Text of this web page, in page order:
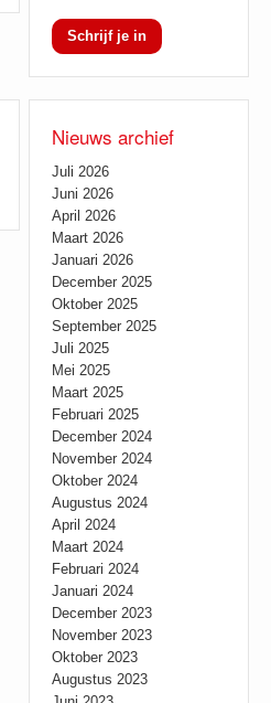
Schrijf je in
Nieuws archief
Juli 2026
Juni 2026
April 2026
Maart 2026
Januari 2026
December 2025
Oktober 2025
September 2025
Juli 2025
Mei 2025
Maart 2025
Februari 2025
December 2024
November 2024
Oktober 2024
Augustus 2024
April 2024
Maart 2024
Februari 2024
Januari 2024
December 2023
November 2023
Oktober 2023
Augustus 2023